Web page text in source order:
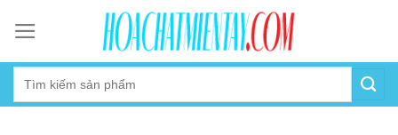
content